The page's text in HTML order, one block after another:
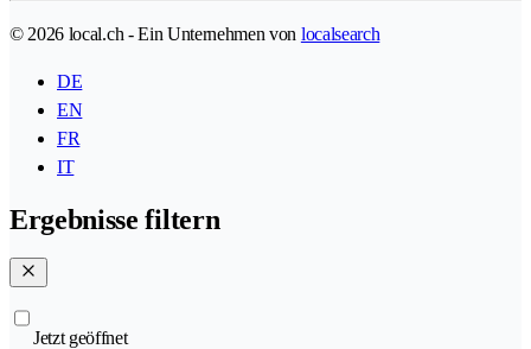
© 2026 local.ch - Ein Unternehmen von localsearch
DE
EN
FR
IT
Ergebnisse filtern
Jetzt geöffnet